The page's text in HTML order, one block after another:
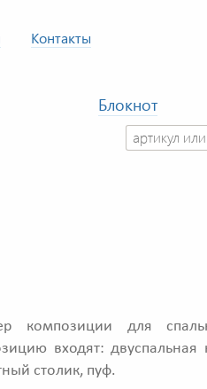
Контакты
Блокнот
композиции для
входят: двуспальная
столик, пуф.